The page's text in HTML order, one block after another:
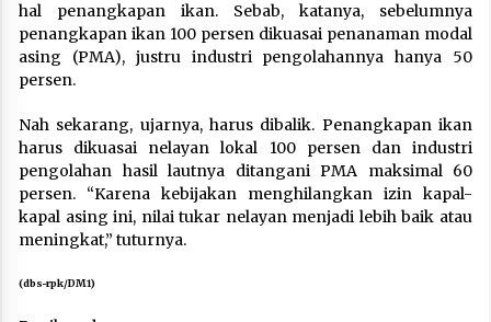
hal penangkapan ikan. Sebab, katanya, sebelumnya
penangkapan ikan 100 persen dikuasai penanaman modal
asing (PMA), justru industri pengolahannya hanya 50
persen.
Nah sekarang, ujarnya, harus dibalik. Penangkapan ikan
harus dikuasai nelayan lokal 100 persen dan industri
pengolahan hasil lautnya ditangani PMA maksimal 60
persen. “Karena kebijakan menghilangkan izin kapal-
kapal asing ini, nilai tukar nelayan menjadi lebih baik atau
meningkat,” tuturnya.
(dbs-rpk/DM1)